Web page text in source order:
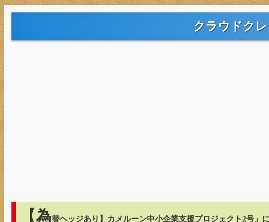
クラウドク
【為替ヘッジあり】カメルーン中小企業支援プロジェクト2号」